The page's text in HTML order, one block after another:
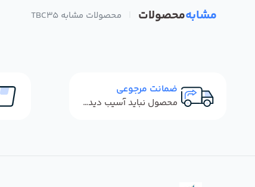
مشابهمحصولات محصولات مشابه TBC35
ضمانت مرجوعی
محصول نباید آسیب دیده باشد